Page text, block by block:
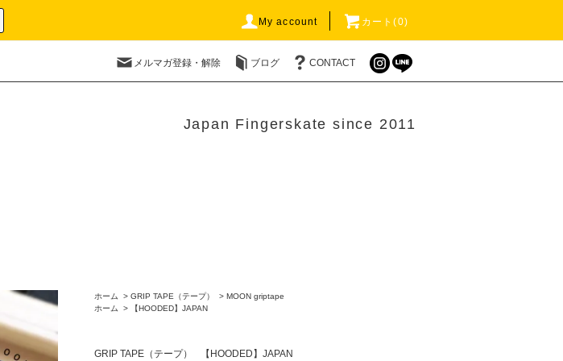
My account カート(0)
メルマガ登録・解除 ブログ CONTACT
Japan Fingerskate since 2011
ホーム > GRIP TAPE（テープ） > MOON griptape
ホーム
> 【HOODED】JAPAN
GRIP TAPE（テープ） 【HOODED】JAPAN